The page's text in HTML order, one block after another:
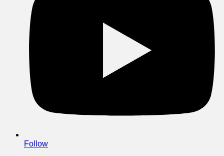
Follow